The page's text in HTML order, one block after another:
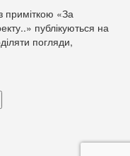
приміткою «За
публікуються на
погляди,